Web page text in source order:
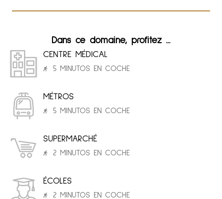
Dans ce domaine, profitez ...
CENTRE MÉDICAL
5 MINUTOS EN COCHE
MÉTROS
5 MINUTOS EN COCHE
SUPERMARCHÉ
2 MINUTOS EN COCHE
ÉCOLES
2 MINUTOS EN COCHE